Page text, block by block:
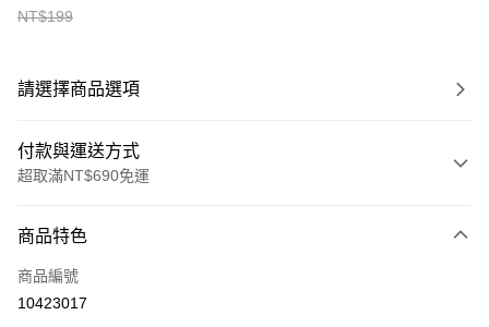
NT$199
請選擇商品選項
付款與運送方式
超取滿NT$690免運
信用卡一次付款
超商取貨付款
商品特色
商品編號
10423017